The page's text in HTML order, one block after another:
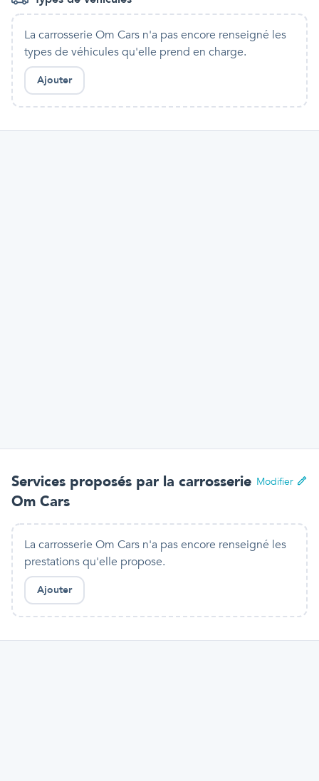
La carrosserie Om Cars n'a pas encore renseigné les
types de véhicules qu'elle prend en charge.
Ajouter
Services proposés par la carrosserie
Om Cars
Modifier
La carrosserie Om Cars n'a pas encore renseigné les
prestations qu'elle propose.
Ajouter